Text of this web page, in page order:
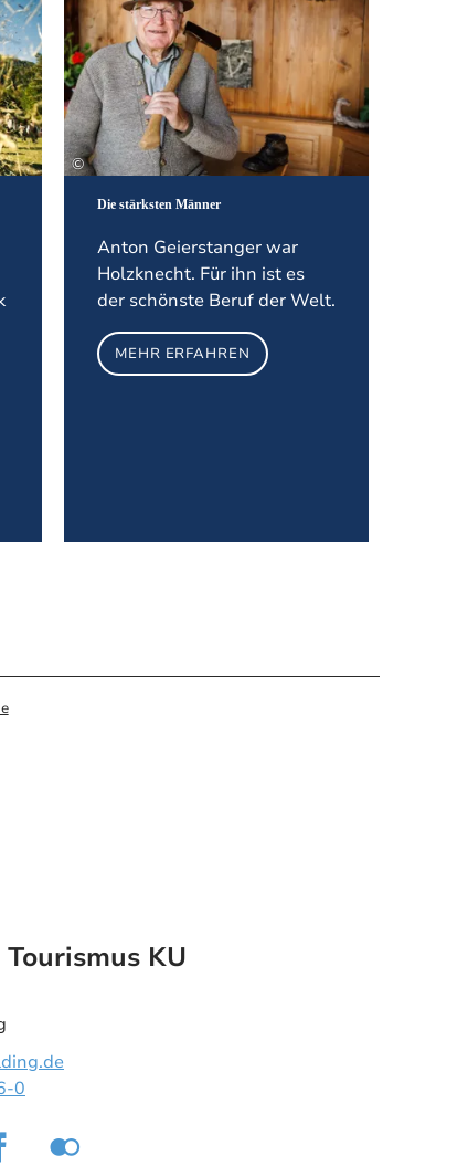
©
Die stärksten Männer
Anton Geierstanger war
Holzknecht. Für ihn ist es
der schönste Beruf der Welt.
MEHR ERFAHREN
KU
0